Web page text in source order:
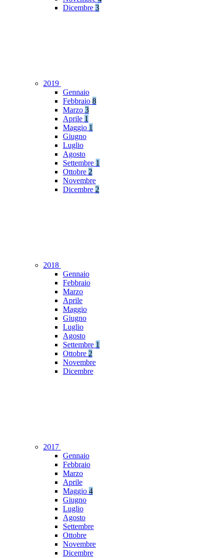
Dicembre 3
2019
Gennaio
Febbraio 8
Marzo 3
Aprile 1
Maggio 1
Giugno
Luglio
Agosto
Settembre 1
Ottobre 2
Novembre
Dicembre 2
2018
Gennaio
Febbraio
Marzo
Aprile
Maggio
Giugno
Luglio
Agosto
Settembre 1
Ottobre 2
Novembre
Dicembre
2017
Gennaio
Febbraio
Marzo
Aprile
Maggio 4
Giugno
Luglio
Agosto
Settembre
Ottobre
Novembre
Dicembre